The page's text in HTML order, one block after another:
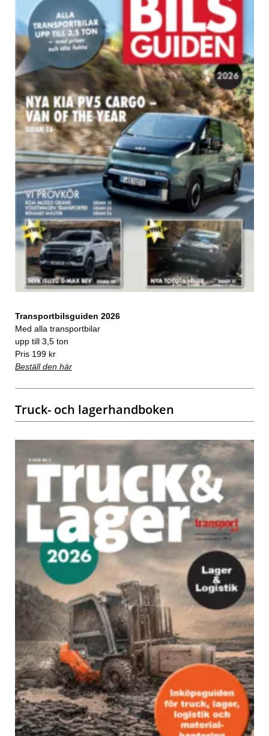
Transportbilsguiden 2026
Med alla transportbilar
upp till 3,5 ton
Pris 199 kr
Beställ den här
Truck- och lagerhandboken